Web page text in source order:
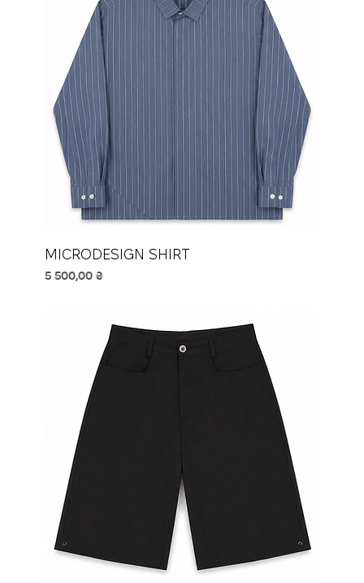
MICRODESIGN SHIRT
Ціна
5 500,00 ₴